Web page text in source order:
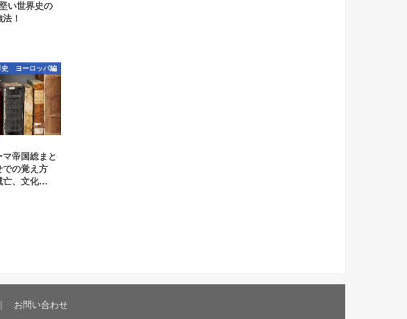
い世界史の
！
史 ヨーロッパ編
マ帝国総まと
での覚え方
亡、文化…
お問い合わせ